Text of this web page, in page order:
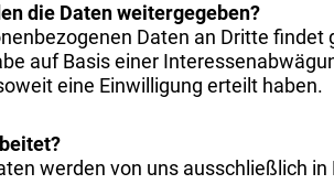
die Daten weitergegeben?
Daten an Dritte
auf Basis einer
eine Einwilligung erteilt haben.
werden von uns ausschließlich